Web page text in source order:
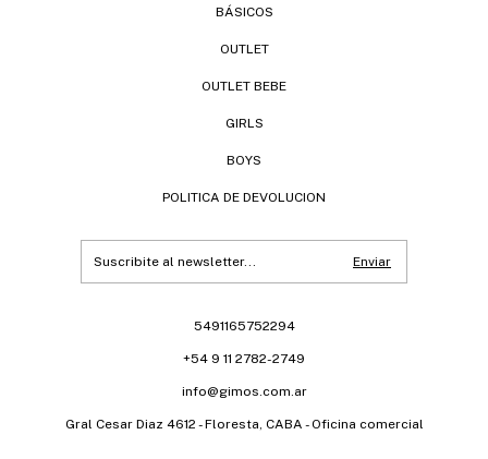
BÁSICOS
OUTLET
OUTLET BEBE
GIRLS
BOYS
POLITICA DE DEVOLUCION
5491165752294
+54 9 11 2782-2749
info@gimos.com.ar
Gral Cesar Diaz 4612 - Floresta, CABA - Oficina comercial